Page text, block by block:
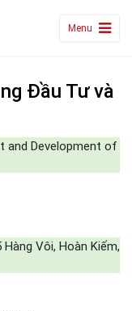
Menu
Đầu Tư và
and Development of
Hàng Vôi, Hoàn Kiếm,